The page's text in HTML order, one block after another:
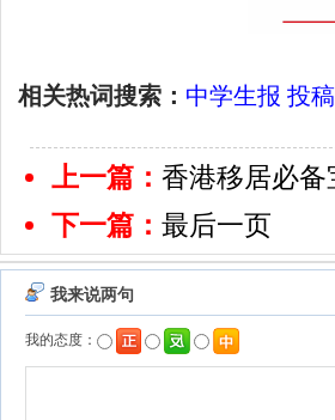
相关热词搜索： 中学生报 投稿
上一篇： 香港移居必
下一篇： 最后一页